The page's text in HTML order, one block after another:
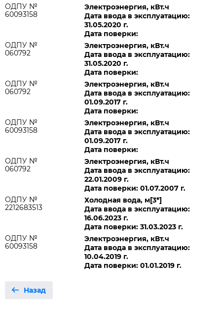
ОДПУ №
60093158
Электроэнергия, кВт.ч
Дата ввода в эксплуатацию:
31.05.2020 г.
Дата поверки:
ОДПУ №
060792
Электроэнергия, кВт.ч
Дата ввода в эксплуатацию:
31.05.2020 г.
Дата поверки:
ОДПУ №
060792
Электроэнергия, кВт.ч
Дата ввода в эксплуатацию:
01.09.2017 г.
Дата поверки:
ОДПУ №
60093158
Электроэнергия, кВт.ч
Дата ввода в эксплуатацию:
01.09.2017 г.
Дата поверки:
ОДПУ №
060792
Электроэнергия, кВт.ч
Дата ввода в эксплуатацию:
22.01.2009 г.
Дата поверки: 01.07.2007 г.
ОДПУ №
2212683513
Холодная вода, м[3*]
Дата ввода в эксплуатацию:
16.06.2023 г.
Дата поверки: 31.03.2023 г.
ОДПУ №
60093158
Электроэнергия, кВт.ч
Дата ввода в эксплуатацию:
10.04.2019 г.
Дата поверки: 01.01.2019 г.
Назад